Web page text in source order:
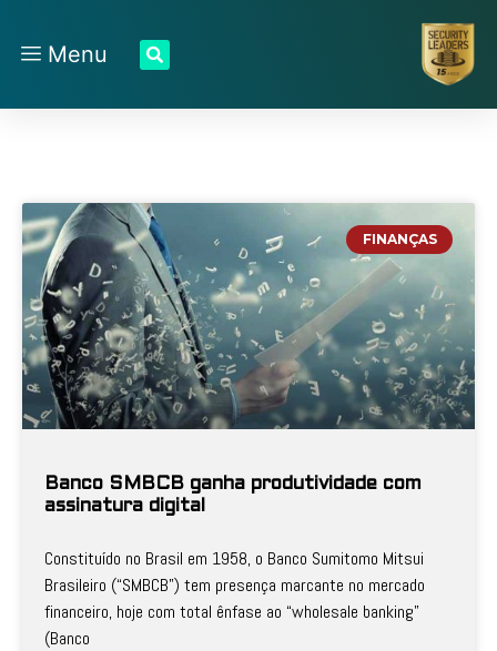
Menu
FINANÇAS
Banco SMBCB ganha produtividade com
assinatura digital
Constituído no Brasil em 1958, o Banco Sumitomo Mitsui
Brasileiro (“SMBCB”) tem presença marcante no mercado
financeiro, hoje com total ênfase ao “wholesale banking”
(Banco